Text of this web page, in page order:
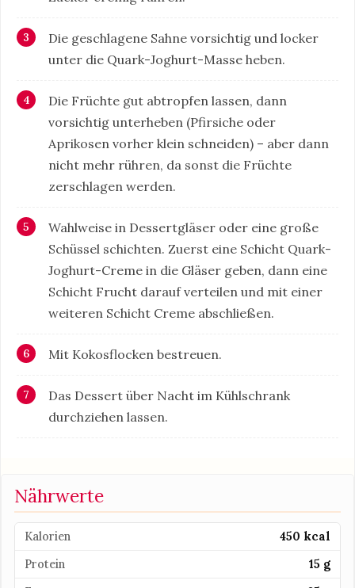
Die geschlagene Sahne vorsichtig und locker
unter die Quark-Joghurt-Masse heben.
Die Früchte gut abtropfen lassen, dann
vorsichtig unterheben (Pfirsiche oder
Aprikosen vorher klein schneiden) – aber dann
nicht mehr rühren, da sonst die Früchte
zerschlagen werden.
Wahlweise in Dessertgläser oder eine große
Schüssel schichten. Zuerst eine Schicht Quark-
Joghurt-Creme in die Gläser geben, dann eine
Schicht Frucht darauf verteilen und mit einer
weiteren Schicht Creme abschließen.
Mit Kokosflocken bestreuen.
Das Dessert über Nacht im Kühlschrank
durchziehen lassen.
Nährwerte
Kalorien
450 kcal
Protein
15 g